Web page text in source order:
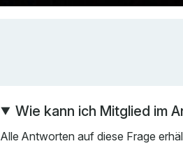
Wie kann ich Mitglied im
Alle Antworten auf diese Frage